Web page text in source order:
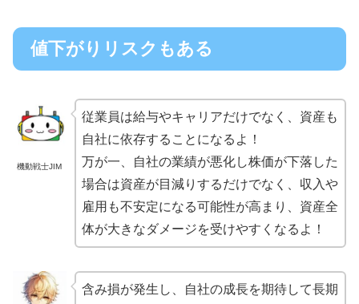
値下がりリスクもある
機動戦士JIM
従業員は給与やキャリアだけでなく、資産も
自社に依存することになるよ！
万が一、自社の業績が悪化し株価が下落した
場合は資産が目減りするだけでなく、収入や
雇用も不安定になる可能性が高まり、資産全
体が大きなダメージを受けやすくなるよ！
含み損が発生し、自社の成長を期待して長期